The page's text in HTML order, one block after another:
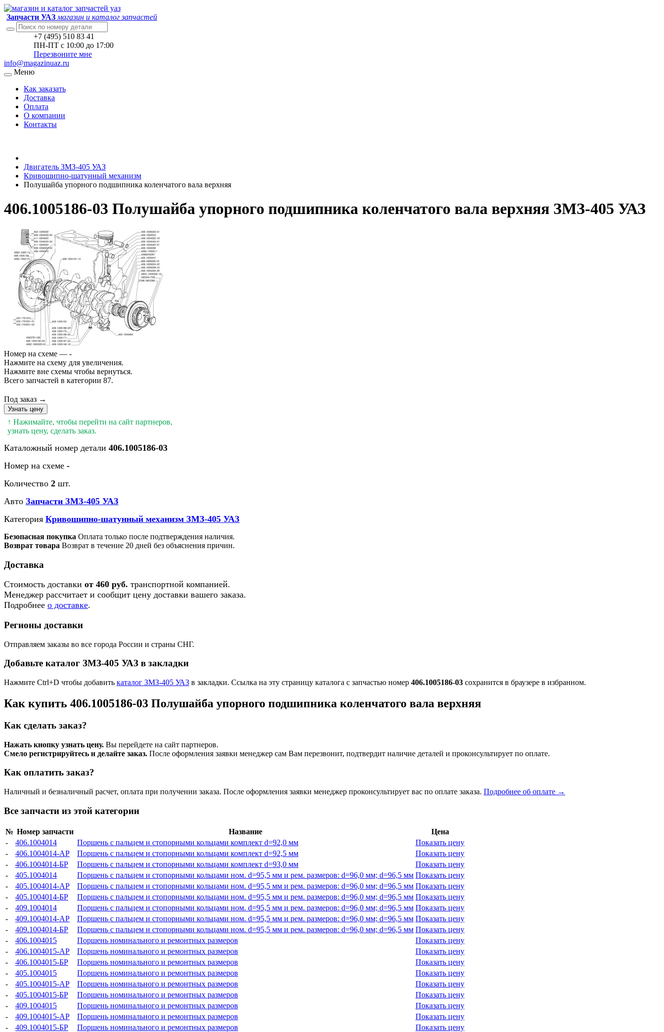
Запчасти УАЗ магазин и каталог запчастей
+7 (495) 510 83 41
ПН-ПТ с 10:00 до 17:00
Перезвоните мне
info@magazinuaz.ru
Меню
Как заказать
Доставка
Оплата
О компании
Контакты
Двигатель ЗМЗ-405 УАЗ
Кривошипно-шатунный механизм
Полушайба упорного подшипника коленчатого вала верхняя
406.1005186-03 Полушайба упорного подшипника коленчатого вала верхняя ЗМЗ-405 УАЗ
Номер на схеме — -
Нажмите на схему для увеличения.
Нажмите вне схемы чтобы вернуться.
Всего запчастей в категории 87.
Под заказ →
Узнать цену
↑ Нажимайте, чтобы перейти на сайт партнеров,
узнать цену, сделать заказ.
Каталожный номер детали 406.1005186-03
Номер на схеме -
Количество 2 шт.
Авто Запчасти ЗМЗ-405 УАЗ
Категория Кривошипно-шатунный механизм ЗМЗ-405 УАЗ
Безопасная покупка Оплата только после подтверждения наличия.
Возврат товара Возврат в течение 20 дней без объяснения причин.
Доставка
Стоимость доставки от 460 руб. транспортной компанией.
Менеджер рассчитает и сообщит цену доставки вашего заказа.
Подробнее о доставке.
Регионы доставки
Отправляем заказы во все города России и страны СНГ.
Добавьте каталог ЗМЗ-405 УАЗ в закладки
Нажмите Ctrl+D чтобы добавить каталог ЗМЗ-405 УАЗ в закладки. Ссылка на эту страницу каталога с запчастью номер 406.1005186-03 сохранится в браузере в избранном.
Как купить 406.1005186-03 Полушайба упорного подшипника коленчатого вала верхняя
Как сделать заказ?
Нажать кнопку узнать цену. Вы перейдете на сайт партнеров.
Смело регистрируйтесь и делайте заказ. После оформления заявки менеджер сам Вам перезвонит, подтвердит наличие деталей и проконсультирует по оплате.
Как оплатить заказ?
Наличный и безналичный расчет, оплата при получении заказа. После оформления заявки менеджер проконсультирует вас по оплате заказа. Подробнее об оплате →
Все запчасти из этой категории
№ Номер запчасти Название
Цена
-
406.1004014 Поршень с пальцем и стопорными кольцами комплект d=92,0 мм
Показать цену
-
406.1004014-АР Поршень с пальцем и стопорными кольцами комплект d=92,5 мм
Показать цену
-
406.1004014-БР Поршень с пальцем и стопорными кольцами комплект d=93,0 мм
Показать цену
-
405.1004014 Поршень с пальцем и стопорными кольцами ном. d=95,5 мм и рем. размеров: d=96,0 мм; d=96,5 мм Показать цену
-
405.1004014-АР Поршень с пальцем и стопорными кольцами ном. d=95,5 мм и рем. размеров: d=96,0 мм; d=96,5 мм Показать цену
-
405.1004014-БР Поршень с пальцем и стопорными кольцами ном. d=95,5 мм и рем. размеров: d=96,0 мм; d=96,5 мм Показать цену
-
409.1004014 Поршень с пальцем и стопорными кольцами ном. d=95,5 мм и рем. размеров: d=96,0 мм; d=96,5 мм Показать цену
-
409.1004014-АР Поршень с пальцем и стопорными кольцами ном. d=95,5 мм и рем. размеров: d=96,0 мм; d=96,5 мм Показать цену
-
409.1004014-БР Поршень с пальцем и стопорными кольцами ном. d=95,5 мм и рем. размеров: d=96,0 мм; d=96,5 мм Показать цену
-
406.1004015 Поршень номинального и ремонтных размеров
Показать цену
-
406.1004015-АР Поршень номинального и ремонтных размеров
Показать цену
-
406.1004015-БР Поршень номинального и ремонтных размеров
Показать цену
-
405.1004015 Поршень номинального и ремонтных размеров
Показать цену
-
405.1004015-АР Поршень номинального и ремонтных размеров
Показать цену
-
405.1004015-БР Поршень номинального и ремонтных размеров
Показать цену
-
409.1004015 Поршень номинального и ремонтных размеров
Показать цену
-
409.1004015-АР Поршень номинального и ремонтных размеров
Показать цену
-
409.1004015-БР Поршень номинального и ремонтных размеров
Показать цену